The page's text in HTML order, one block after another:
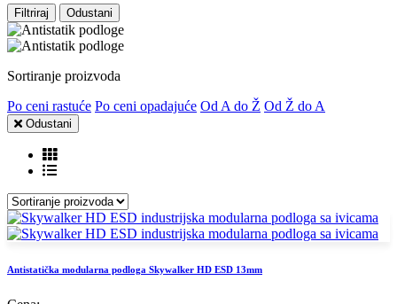
Filtriraj Odustani
Sortiranje proizvoda
Po ceni rastuće Po ceni opadajuće Od A do Ž Od Ž do A
Odustani
Antistatička modularna podloga Skywalker HD ESD 13mm